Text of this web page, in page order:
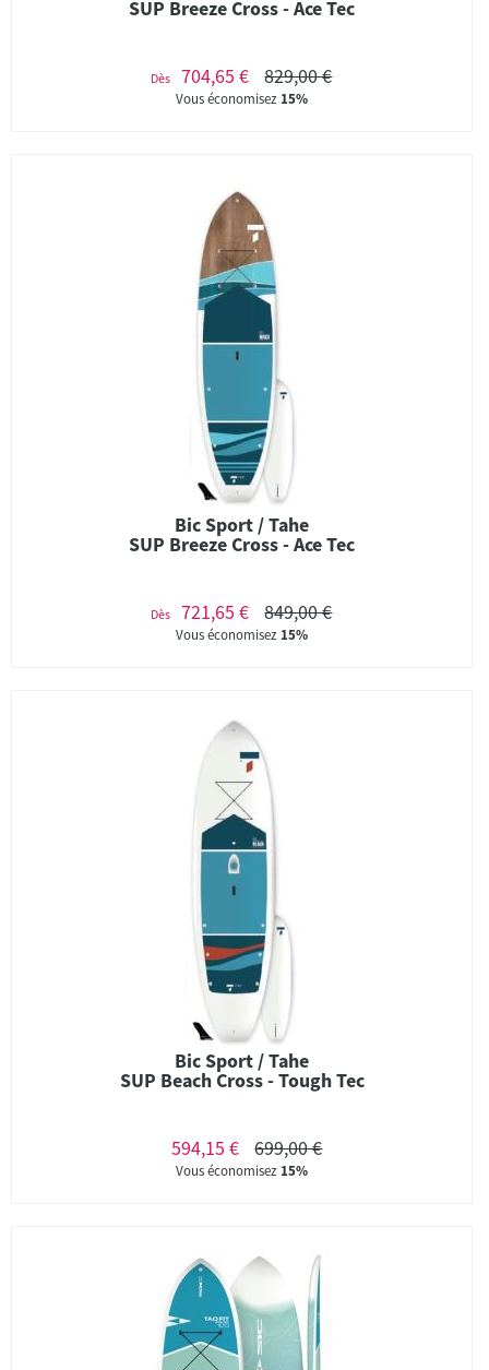
SUP Breeze Cross - Ace Tec
Dès 704,65 € 829,00 €
Vous économisez 15%
Bic Sport / Tahe
SUP Breeze Cross - Ace Tec
Dès 721,65 € 849,00 €
Vous économisez 15%
Bic Sport / Tahe
SUP Beach Cross - Tough Tec
594,15 € 699,00 €
Vous économisez 15%